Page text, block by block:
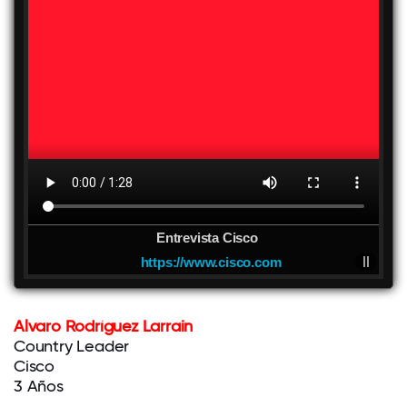
Entrevista Cisco
https://www.cisco.com
Alvaro Rodríguez Larrain
Country Leader
Cisco
3 Años